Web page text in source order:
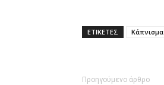
ΕΤΙΚΕΤΕΣ Κάπνισμα
Προηγούμενο άρθρο